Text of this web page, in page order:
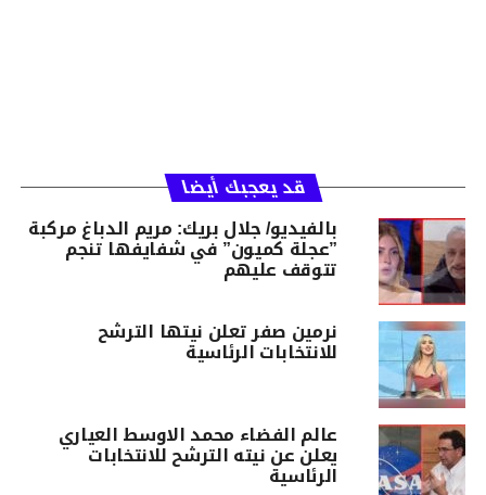
قد يعجبك أيضا
بالفيديو/ جلال بريك: مريم الدباغ مركبة
”عجلة كميون” في شفايفها تنجم
تتوقف عليهم
نرمين صفر تعلن نيتها الترشح
للانتخابات الرئاسية
عالم الفضاء محمد الاوسط العياري
يعلن عن نيته الترشح للانتخابات
الرئاسية